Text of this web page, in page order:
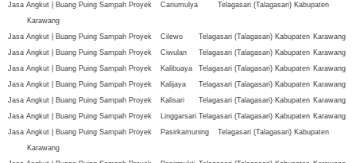
Jasa Angkut | Buang Puing Sampah Proyek
Cariumulya Telagasari (Talagasari) Kabupaten
Karawang
Jasa Angkut | Buang Puing Sampah Proyek
Cilewo Telagasari (Talagasari) Kabupaten Karawang
Jasa Angkut | Buang Puing Sampah Proyek
Ciwulan Telagasari (Talagasari) Kabupaten Karawang
Jasa Angkut | Buang Puing Sampah Proyek
Kalibuaya Telagasari (Talagasari) Kabupaten Karawang
Jasa Angkut | Buang Puing Sampah Proyek
Kalijaya Telagasari (Talagasari) Kabupaten Karawang
Jasa Angkut | Buang Puing Sampah Proyek
Kalisari Telagasari (Talagasari) Kabupaten Karawang
Jasa Angkut | Buang Puing Sampah Proyek
Linggarsari Telagasari (Talagasari) Kabupaten Karawang
Jasa Angkut | Buang Puing Sampah Proyek
Pasirkamuning Telagasari (Talagasari) Kabupaten
Karawang